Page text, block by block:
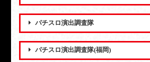
パチスロ演出調査隊
パチスロ演出調査隊(福岡)